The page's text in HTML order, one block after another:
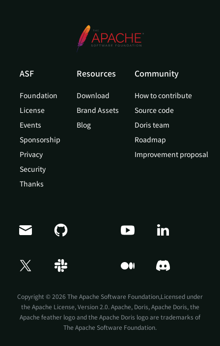
ASF
Foundation
License
Events
Sponsorship
Privacy
Security
Thanks
Resources
Download
Brand Assets
Blog
Community
How to contribute
Source code
Doris team
Roadmap
Improvement proposal
Copyright © 2026 The Apache Software Foundation,Licensed under
the Apache License, Version 2.0. Apache, Doris, Apache Doris, the
Apache feather logo and the Apache Doris logo are trademarks of
The Apache Software Foundation.
Doris Summit 26